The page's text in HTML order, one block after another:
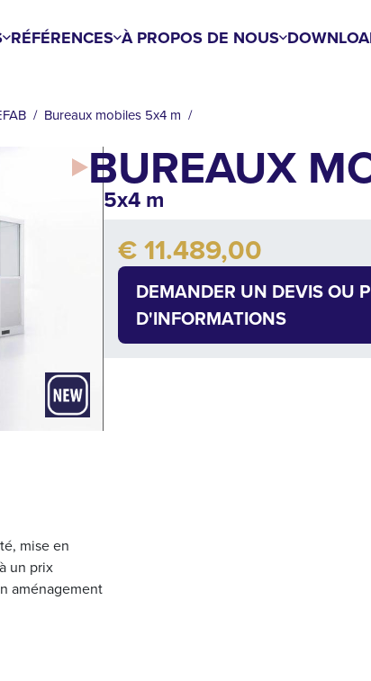
RÉFÉRENCES À PROPOS DE NOUS
Bureaux mobiles 5x4 m
mise en
un prix
aménagement
BUREAUX
5x4 m
Quantity
€ 11.489,00
DEMANDER UN DEVIS OU
D'INFORMATIONS